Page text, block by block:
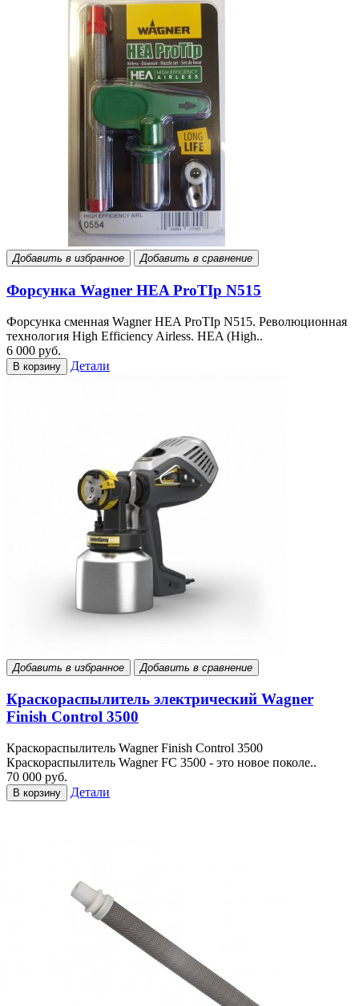
Добавить в избранное Добавить в сравнение
Форсунка Wagner HEA ProTIp N515
Форсунка сменная Wagner HEA ProTIp N515. Революционная
технология High Efficiency Airless. HEA (High..
6 000 руб.
В корзину Детали
Добавить в избранное Добавить в сравнение
Краскораспылитель электрический Wagner
Finish Control 3500
Краскораспылитель Wagner Finish Control 3500
Краскораспылитель Wagner FC 3500 - это новое поколе..
70 000 руб.
В корзину Детали